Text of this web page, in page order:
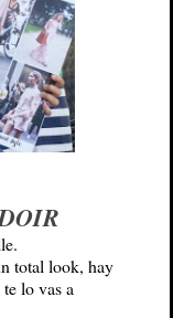
total look, hay
lo vas a